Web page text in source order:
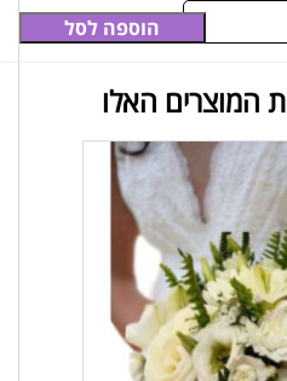
הוספה לסל
המוצרים האלו